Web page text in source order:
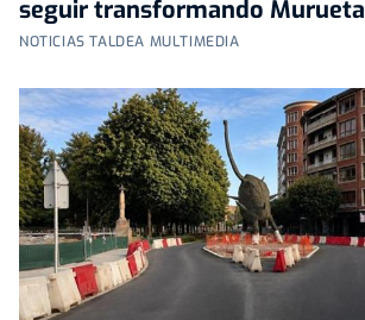
seguir transformando Murueta
NOTICIAS TALDEA MULTIMEDIA